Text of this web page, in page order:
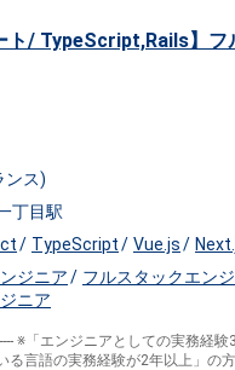
ンドに強みのある方を募集いたし
開発環境＞ 言語：PHP,
Laravel, React, Next.js データベ
ーズにていずれかに確定予定) イ
を推奨)、本番環境は
00～15：
ト/ TypeScript,Rails】フ
ンス)
丁目駅
TypeScript Vue.js
ジニア
フルスタックエン
ニア
※「エンジニアとしての実務経験
る言語の実務経験が2年以上」の